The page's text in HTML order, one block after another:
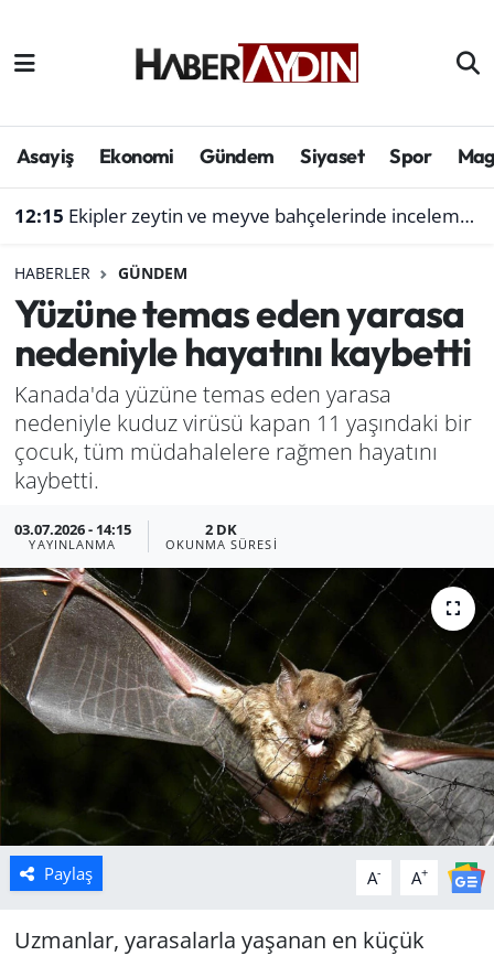
Asayiş Ekonomi Gündem Siyaset Spor
12:15 Ekipler zeytin ve meyve bahçelerinde inceleme başlattı
HABERLER GÜNDEM
Yüzüne temas eden yarasa
nedeniyle hayatını kaybetti
Kanada'da yüzüne temas eden yarasa
nedeniyle kuduz virüsü kapan 11 yaşındaki bir
çocuk, tüm müdahalelere rağmen hayatını
kaybetti.
03.07.2026 - 14:15
YAYINLANMA
2 DK
OKUNMA SÜRESI
Paylaş A- A+
Uzmanlar, yarasalarla yaşanan en küçük
Afyonkarahisar
Çevre
Genel
Haber
Izmir
Kütahya
Manisa
Muğla
Politika
Uşak
Aydın Hava Durumu
Süper Lig Puan Durumu ve Fikstür
Son Dakika Haberleri
Haber Arşivi